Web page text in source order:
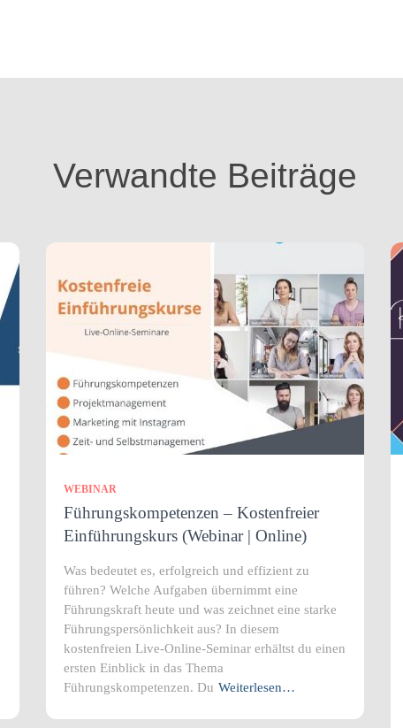
Verwandte Beiträge
WEBINAR
Führungskompetenzen – Kostenfreier
Einführungskurs (Webinar | Online)
Was bedeutet es, erfolgreich und effizient zu
führen? Welche Aufgaben übernimmt eine
Führungskraft heute und was zeichnet eine starke
Führungspersönlichkeit aus? In diesem
kostenfreien Live-Online-Seminar erhältst du einen
ersten Einblick in das Thema
Führungskompetenzen. Du Weiterlesen…